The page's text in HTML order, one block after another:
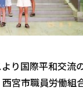
り国際平和交流
宮市職員労働組